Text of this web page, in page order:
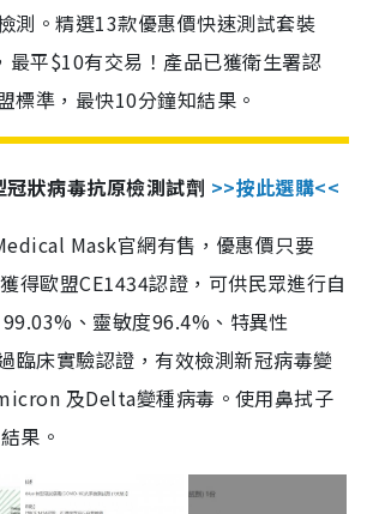
測。精選13款優惠價快速測試套裝
最平$10有交易！產品已獲衛生署認
標準，最快10分鐘知結果。
冠狀病毒抗原檢測試劑 >>按此選購<<
Mask官網有售，優惠價只要
得歐盟CE1434認證，可供民眾進行自
、靈敏度96.4%、特異性
臨床實驗認證，有效檢測新冠病毒變
及Delta變種病毒。使用鼻拭子
果。